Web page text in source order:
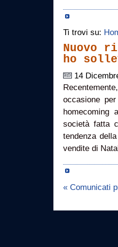
Ti trovi su:
Nuovo
ho
14
occasione
homecoming
società fatta
tendenza
vendite di
« Comunicati